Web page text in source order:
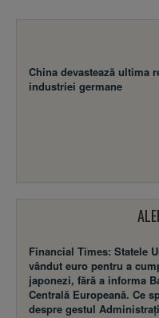
China devastează ultima
industriei germane
Financial Times: Statele
vândut euro pentru a
japonezi, fără a informa
Centrală Europeană. Ce
despre gestul